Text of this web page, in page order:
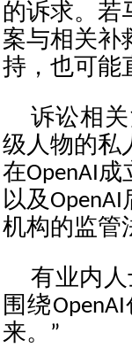
的诉求。若
案与相关补
持，也可能
诉讼相
级人物的私
在OpenAI
以及
机构的监管
有业内
围绕
来。”